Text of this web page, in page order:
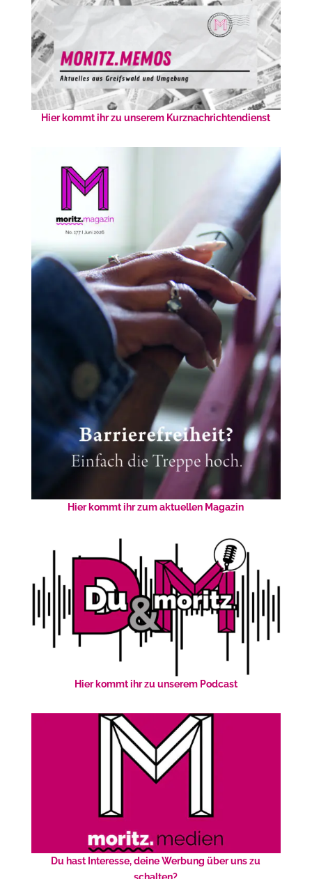
Hier kommt ihr zu unserem Kurznachrichtendienst
Hier kommt ihr zum aktuellen Magazin
Hier kommt ihr zu unserem Podcast
Du hast Interesse, deine Werbung über uns zu
schalten?